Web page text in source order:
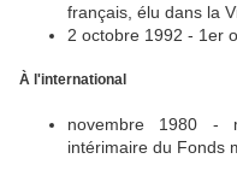
français, élu dans la
2 octobre 1992 - 1er
À l'international
novembre 1980 -
intérimaire du Fonds